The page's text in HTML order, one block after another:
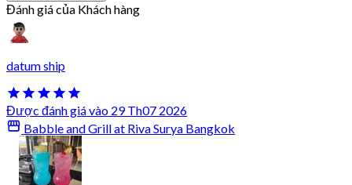
Đánh giá của Khách hàng
datum ship
Được đánh giá vào 29 Th07 2026
Babble and Grill at Riva Surya Bangkok